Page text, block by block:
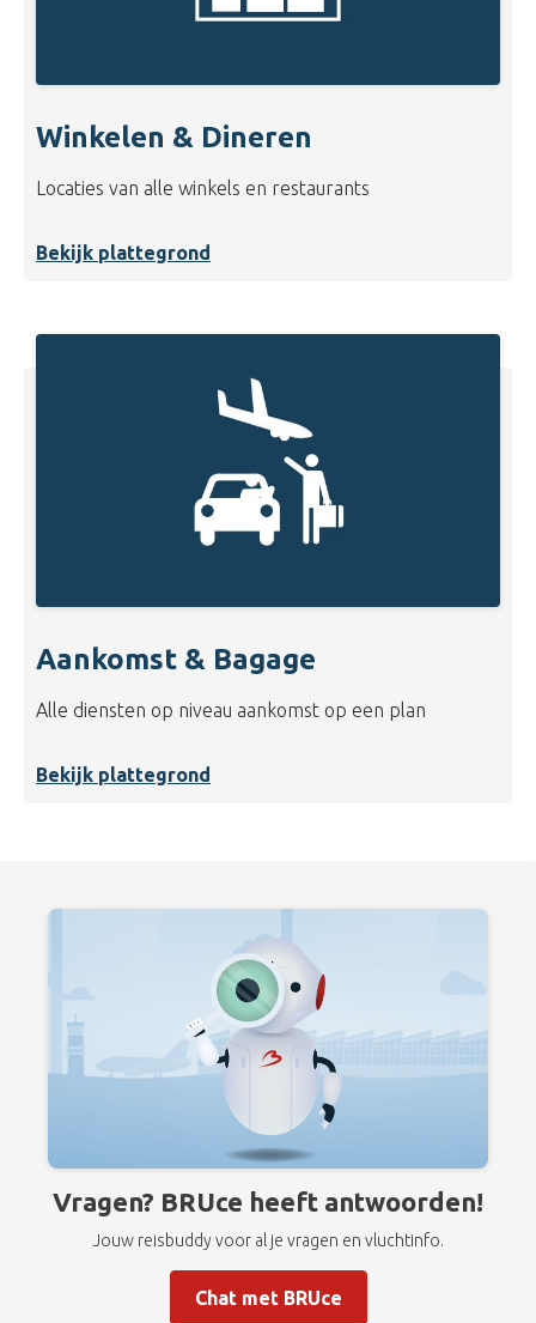
Winkelen & Dineren
Locaties van alle winkels en restaurants
Bekijk plattegrond
Aankomst & Bagage
Alle diensten op niveau aankomst op een plan
Bekijk plattegrond
Vragen? BRUce heeft antwoorden!
Jouw reisbuddy voor al je vragen en vluchtinfo.
Chat met BRUce